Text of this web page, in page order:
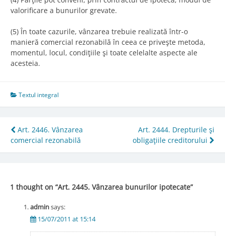
valorificare a bunurilor grevate.
(5) În toate cazurile, vânzarea trebuie realizată într-o
manieră comercial rezonabilă în ceea ce priveşte metoda,
momentul, locul, condiţiile şi toate celelalte aspecte ale
acesteia.
Textul integral
Post
navigation
Art. 2446. Vânzarea
comercial rezonabilă
Art. 2444. Drepturile şi
obligaţiile creditorului
1 thought on “Art. 2445. Vânzarea bunurilor ipotecate”
adminsays:
15/07/2011 at 15:14